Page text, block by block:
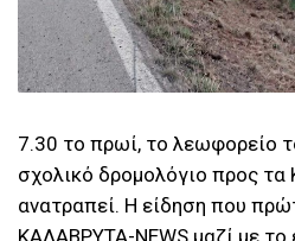
7.30 το πρωί, το λεωφορείο
σχολικό δρομολόγιο προς τα
ανατραπεί. H είδηση που